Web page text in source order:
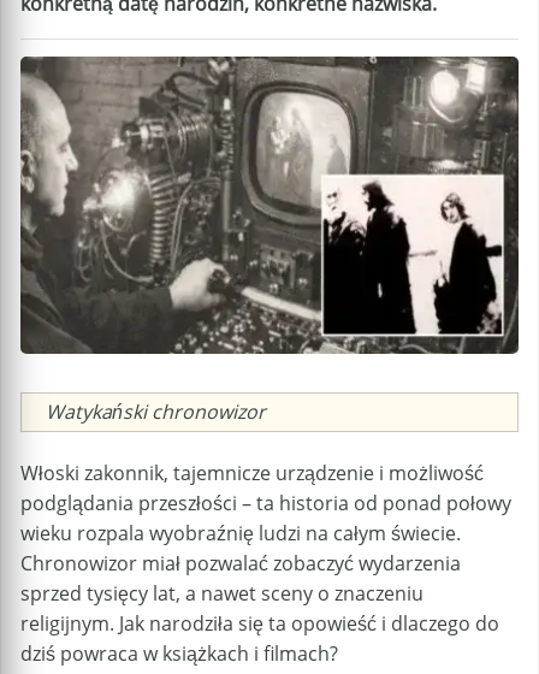
Caption
Watykański chronowizor
Włoski zakonnik, tajemnicze urządzenie i możliwość
podglądania przeszłości – ta historia od ponad połowy
wieku rozpala wyobraźnię ludzi na całym świecie.
Chronowizor miał pozwalać zobaczyć wydarzenia
sprzed tysięcy lat, a nawet sceny o znaczeniu
religijnym. Jak narodziła się ta opowieść i dlaczego do
dziś powraca w książkach i filmach?